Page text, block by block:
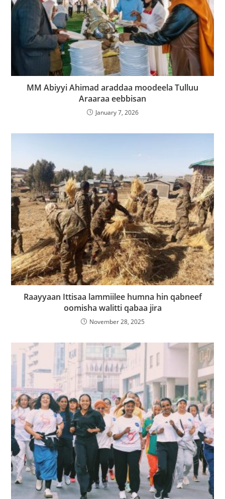
MM Abiyyi Ahimad araddaa moodeela Tulluu
Araaraa eebbisan
January 7, 2026
Raayyaan Ittisaa lammiilee humna hin qabneef
oomisha walitti qabaa jira
November 28, 2025